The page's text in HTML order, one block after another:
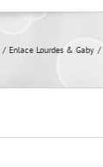
Enlace Lourdes & Gaby